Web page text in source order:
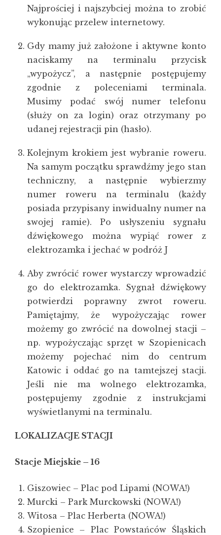
Najprościej i najszybciej można to zrobić
wykonując przelew internetowy.
Gdy mamy już założone i aktywne konto
naciskamy na terminalu przycisk
„wypożycz”, a następnie postępujemy
zgodnie z poleceniami terminala.
Musimy podać swój numer telefonu
(służy on za login) oraz otrzymany po
udanej rejestracji pin (hasło).
Kolejnym krokiem jest wybranie roweru.
Na samym początku sprawdźmy jego stan
techniczny, a następnie wybierzmy
numer roweru na terminalu (każdy
posiada przypisany inwidualny numer na
swojej ramie). Po usłyszeniu sygnału
dźwiękowego można wypiąć rower z
elektrozamka i jechać w podróż J
Aby zwrócić rower wystarczy wprowadzić
go do elektrozamka. Sygnał dźwiękowy
potwierdzi poprawny zwrot roweru.
Pamiętajmy, że wypożyczając rower
możemy go zwrócić na dowolnej stacji –
np. wypożyczając sprzęt w Szopienicach
możemy pojechać nim do centrum
Katowic i oddać go na tamtejszej stacji.
Jeśli nie ma wolnego elektrozamka,
postępujemy zgodnie z instrukcjami
wyświetlanymi na terminalu.
LOKALIZACJE STACJI
Stacje Miejskie – 16
Giszowiec – Plac pod Lipami (NOWA!)
Murcki – Park Murckowski (NOWA!)
Witosa – Plac Herberta (NOWA!)
Szopienice – Plac Powstańców Śląskich